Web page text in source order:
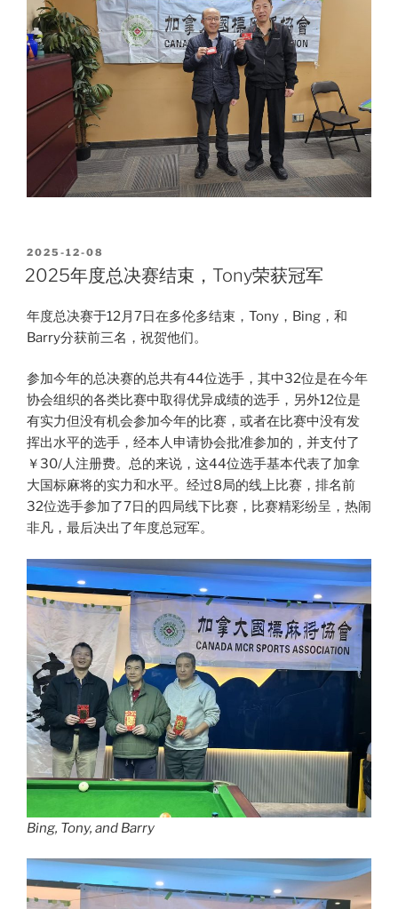
POSTED
ON
2025-12-08
2025年度总决赛结束，Tony荣获冠军
年度总决赛于12月7日在多伦多结束，Tony，Bing，和
Barry分获前三名，祝贺他们。
参加今年的总决赛的总共有44位选手，其中32位是在今年
协会组织的各类比赛中取得优异成绩的选手，另外12位是
有实力但没有机会参加今年的比赛，或者在比赛中没有发
挥出水平的选手，经本人申请协会批准参加的，并支付了
￥30/人注册费。总的来说，这44位选手基本代表了加拿
大国标麻将的实力和水平。经过8局的线上比赛，排名前
32位选手参加了7日的四局线下比赛，比赛精彩纷呈，热闹
非凡，最后决出了年度总冠军。
Bing, Tony, and Barry